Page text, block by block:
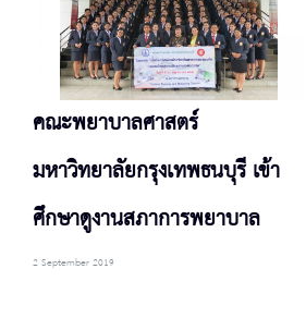
คณะพยาบาลศาสตร์
มหาวิทยาลัยกรุงเทพธนบุรี เข้า
ศึกษาดูงานสภาการพยาบาล
2 September 2019